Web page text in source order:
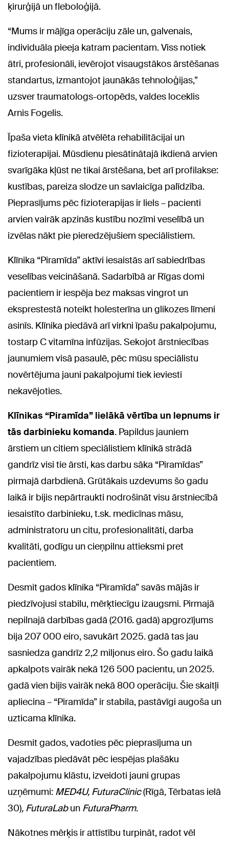
ķirurģijā un fleboloģijā.
“Mums ir mājīga operāciju zāle un, galvenais,
individuāla pieeja katram pacientam. Viss notiek
ātri, profesionāli, ievērojot visaugstākos ārstēšanas
standartus, izmantojot jaunākās tehnoloģijas,”
uzsver traumatologs-ortopēds, valdes loceklis
Arnis Fogelis.
Īpaša vieta klīnikā atvēlēta rehabilitācijai un
fizioterapijai. Mūsdienu piesātinātajā ikdienā arvien
svarīgāka kļūst ne tikai ārstēšana, bet arī profilakse:
kustības, pareiza slodze un savlaicīga palīdzība.
Pieprasījums pēc fizioterapijas ir liels – pacienti
arvien vairāk apzinās kustību nozīmi veselībā un
izvēlas nākt pie pieredzējušiem speciālistiem.
Klīnika “Piramīda” aktīvi iesaistās arī sabiedrības
veselības veicināšanā. Sadarbībā ar Rīgas domi
pacientiem ir iespēja bez maksas vingrot un
eksprestestā noteikt holesterīna un glikozes līmeni
asinīs. Klīnika piedāvā arī virkni īpašu pakalpojumu,
tostarp C vitamīna infūzijas. Sekojot ārstniecības
jaunumiem visā pasaulē, pēc mūsu speciālistu
novērtējuma jauni pakalpojumi tiek ieviesti
nekavējoties.
Klīnikas “Piramīda” lielākā vērtība un lepnums ir
tās darbinieku komanda. Papildus jauniem
ārstiem un citiem speciālistiem klīnikā strādā
gandrīz visi tie ārsti, kas darbu sāka “Piramīdas”
pirmajā darbdienā. Grūtākais uzdevums šo gadu
laikā ir bijis nepārtraukti nodrošināt visu ārstniecībā
iesaistīto darbinieku, t.sk. medicīnas māsu,
administratoru un citu, profesionalitāti, darba
kvalitāti, godīgu un cieņpilnu attieksmi pret
pacientiem.
Desmit gados klīnika “Piramīda” savās mājās ir
piedzīvojusi stabilu, mērķtiecīgu izaugsmi. Pirmajā
nepilnajā darbības gadā (2016. gadā) apgrozījums
bija 207 000 eiro, savukārt 2025. gadā tas jau
sasniedza gandrīz 2,2 miljonus eiro. Šo gadu laikā
apkalpots vairāk nekā 126 500 pacientu, un 2025.
gadā vien bijis vairāk nekā 800 operāciju. Šie skaitļi
apliecina – “Piramīda” ir stabila, pastāvīgi augoša un
uzticama klīnika.
Desmit gados, vadoties pēc pieprasījuma un
vajadzības piedāvāt pēc iespējas plašāku
pakalpojumu klāstu, izveidoti jauni grupas
uzņēmumi: MED4U, FuturaClinic(Rīgā, Tērbatas ielā
30), FuturaLabun FuturaPharm.
Nākotnes mērķis ir attīstību turpināt, radot vēl